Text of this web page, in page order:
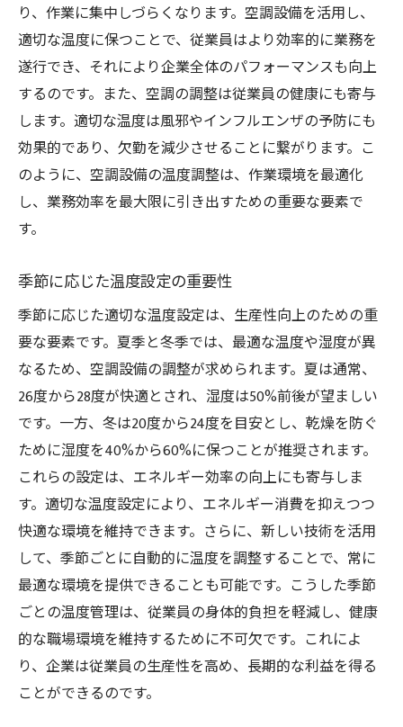
り、作業に集中しづらくなります。空調設備を活用し、
適切な温度に保つことで、従業員はより効率的に業務を
遂行でき、それにより企業全体のパフォーマンスも向上
するのです。また、空調の調整は従業員の健康にも寄与
します。適切な温度は風邪やインフルエンザの予防にも
効果的であり、欠勤を減少させることに繋がります。こ
のように、空調設備の温度調整は、作業環境を最適化
し、業務効率を最大限に引き出すための重要な要素で
す。
季節に応じた温度設定の重要性
季節に応じた適切な温度設定は、生産性向上のための重
要な要素です。夏季と冬季では、最適な温度や湿度が異
なるため、空調設備の調整が求められます。夏は通常、
26度から28度が快適とされ、湿度は50%前後が望ましい
です。一方、冬は20度から24度を目安とし、乾燥を防ぐ
ために湿度を40%から60%に保つことが推奨されます。
これらの設定は、エネルギー効率の向上にも寄与しま
す。適切な温度設定により、エネルギー消費を抑えつつ
快適な環境を維持できます。さらに、新しい技術を活用
して、季節ごとに自動的に温度を調整することで、常に
最適な環境を提供できることも可能です。こうした季節
ごとの温度管理は、従業員の身体的負担を軽減し、健康
的な職場環境を維持するために不可欠です。これによ
り、企業は従業員の生産性を高め、長期的な利益を得る
ことができるのです。